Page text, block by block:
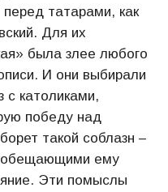
татарами, как
Для их
была злее любого
И они выбирали
с католиками,
победу над
такой соблазн –
обещающими ему
Эти помыслы